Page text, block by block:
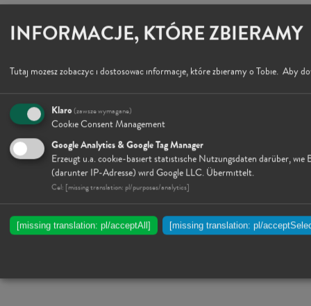
INFORMACJE, KTÓRE ZBIERAMY
Tutaj mozesz zobaczyc i dostosowac informacje, które zbieramy o Tobie. Aby
Klaro(zawsze wymagane)
Cookie Consent Management
Google Analytics & Google Tag Manager
Erzeugt u.a. cookie-basiert statistische Nutzungsdaten darüber,
(darunter IP-Adresse) wird Google LLC. Übermittelt.
Cel: [missing translation: pl/purposes/analytics]
[missing translation: pl/acceptAll] [missing translation: pl/